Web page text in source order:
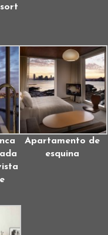
Apartamento de
esquina